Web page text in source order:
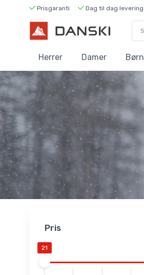
Prisgaranti Dag til dag levering
Herrer Damer Børn
Pris
21